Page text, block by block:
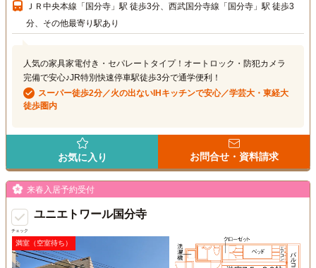
ＪＲ中央本線「国分寺」駅 徒歩3分、西武国分寺線「国分寺」駅 徒歩3
分、その他最寄り駅あり
人気の家具家電付き・セパレートタイプ！オートロック・防犯カメラ
完備で安心♪JR特別快速停車駅徒歩3分で通学便利！
スーパー徒歩2分／火の出ないIHキッチンで安心／学芸大・東経大
徒歩圏内
お気に入り お問合せ・資料請求
チェック
来春入居予約受付
ユニエトワール国分寺
満室（空室待ち）